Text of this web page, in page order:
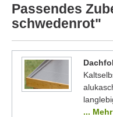
Passendes
schwedenrot"
... Mehr